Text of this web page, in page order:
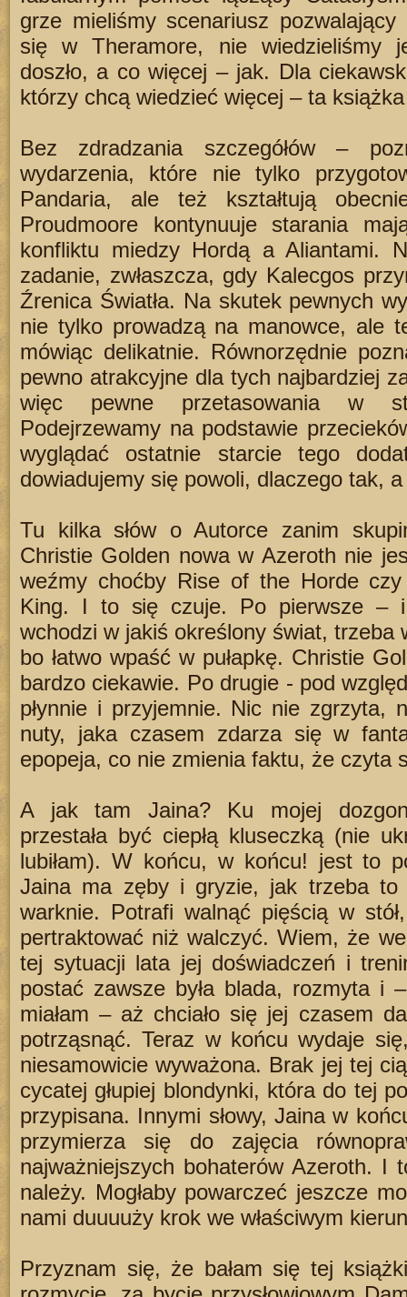
grze mieliśmy scenariusz
się w Theramore, nie wiedzieliśmy
doszło, a co więcej – jak. Dla
którzy chcą wiedzieć więcej – ta
Bez zdradzania szczegółów –
wydarzenia, które nie tylko
Pandaria, ale też kształtują
Proudmoore kontynuuje starania
konfliktu miedzy Hordą a Aliantami.
zadanie, zwłaszcza, gdy Kalecgos
Źrenica Światła. Na skutek pewnych
nie tylko prowadzą na manowce, ale
mówiąc delikatnie. Równorzędnie
pewno atrakcyjne dla tych najbardziej
więc pewne przetasowania w
Podejrzewamy na podstawie
wyglądać ostatnie starcie tego
dowiadujemy się powoli, dlaczego tak,
Tu kilka słów o Autorce zanim
Christie Golden nowa w Azeroth nie
weźmy choćby Rise of the Horde
King. I to się czuje. Po pierwsze –
wchodzi w jakiś określony świat, trzeba
bo łatwo wpaść w pułapkę. Christie
bardzo ciekawie. Po drugie - pod
płynnie i przyjemnie. Nic nie zgrzyta,
nuty, jaka czasem zdarza się w
epopeja, co nie zmienia faktu, że czyta
A jak tam Jaina? Ku mojej
przestała być ciepłą kluseczką (nie
lubiłam). W końcu, w końcu! jest to
Jaina ma zęby i gryzie, jak trzeba to
warknie. Potrafi walnąć pięścią w
pertraktować niż walczyć. Wiem, że
tej sytuacji lata jej doświadczeń i
postać zawsze była blada, rozmyta i
miałam – aż chciało się jej czasem
potrząsnąć. Teraz w końcu wydaje
niesamowicie wyważona. Brak jej tej
cycatej głupiej blondynki, która do tej
przypisana. Innymi słowy, Jaina w
przymierza się do zajęcia
najważniejszych bohaterów Azeroth. I
należy. Mogłaby powarczeć jeszcze
nami duuuuży krok we właściwym
Przyznam się, że bałam się tej